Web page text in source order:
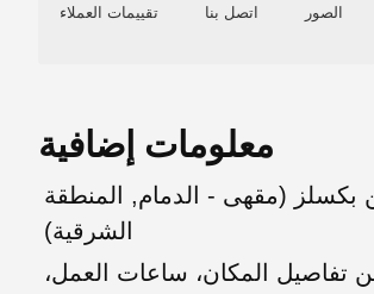
تقييمات العملاء اتصل بنا الصور
معلومات إضافية
بكسلز (مقهى - الدمام, المنطقة
الشرقية)
تفاصيل المكان، ساعات العمل،